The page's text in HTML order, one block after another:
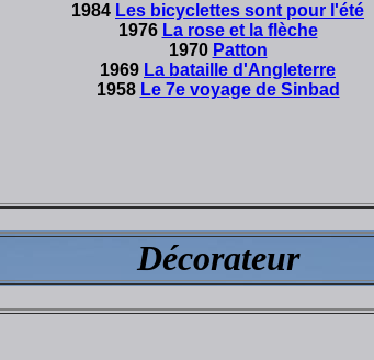
1984 Les bicyclettes sont pour l'été
1976 La rose et la flèche
1970 Patton
1969 La bataille d'Angleterre
1958 Le 7e voyage de Sinbad
Décorateur